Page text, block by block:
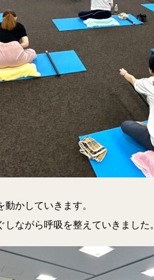
かしていきます。
しながら呼吸を整えていきました。